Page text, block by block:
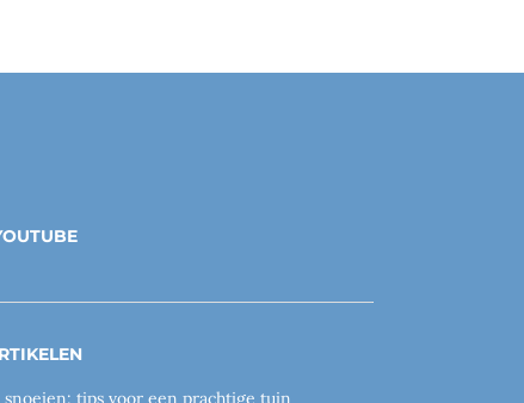
tips voor een prachtige tuin